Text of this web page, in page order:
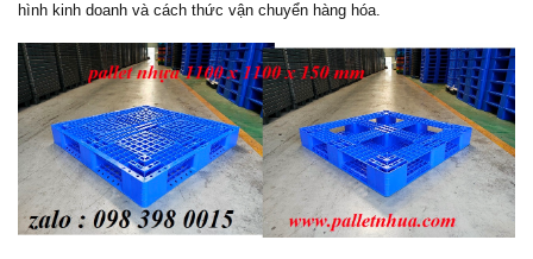
hình kinh doanh và cách thức vận chuyển hàng hóa.